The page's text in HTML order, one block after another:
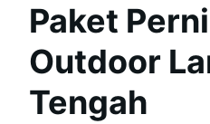
Paket
Outdoor
Tengah